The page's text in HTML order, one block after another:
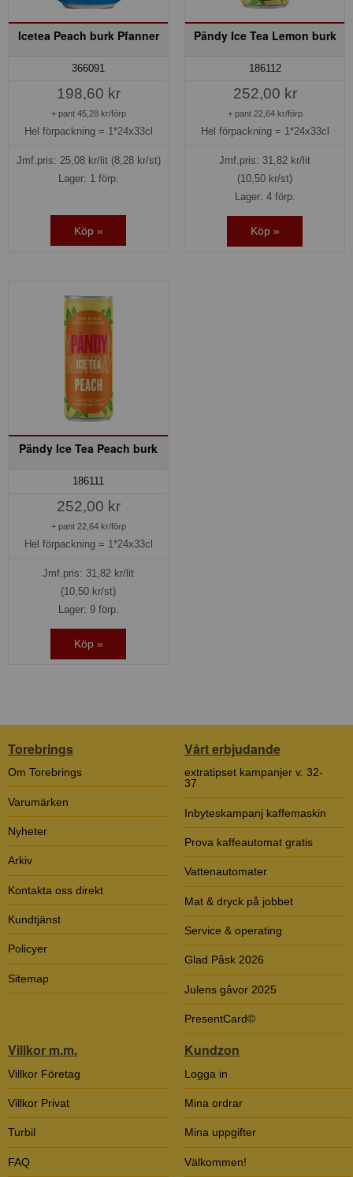
Icetea Peach burk Pfanner
366091
198,60 kr
+ pant 45,28 kr/förp
Hel förpackning = 1*24x33cl
Jmf.pris: 25,08kr/lit (8,28 kr/st)
Lager: 1 förp.
Köp »
Pändy Ice Tea Lemon burk
186112
252,00 kr
+ pant 22,64 kr/förp
Hel förpackning = 1*24x33cl
Jmf.pris: 31,82 kr/lit
(10,50 kr/st)
Lager: 4 förp.
Köp »
Pändy Ice Tea Peach burk
186111
252,00 kr
+ pant 22,64 kr/förp
Hel förpackning = 1*24x33cl
Jmf.pris: 31,82 kr/lit
(10,50 kr/st)
Lager: 9 förp.
Köp »
Torebrings
Om Torebrings
Varumärken
Nyheter
Arkiv
Kontakta oss direkt
Kundtjänst
Policyer
Sitemap
Vårt erbjudande
extratipset kampanjer v. 32-
37
Inbyteskampanj kaffemaskin
Prova kaffeautomat gratis
Vattenautomater
Mat & dryck på jobbet
Service & operating
Glad Påsk 2026
Julens gåvor 2025
PresentCard©
Villkor m.m.
Villkor Företag
Villkor Privat
Turbil
FAQ
Kundzon
Logga in
Mina ordrar
Mina uppgifter
Välkommen!